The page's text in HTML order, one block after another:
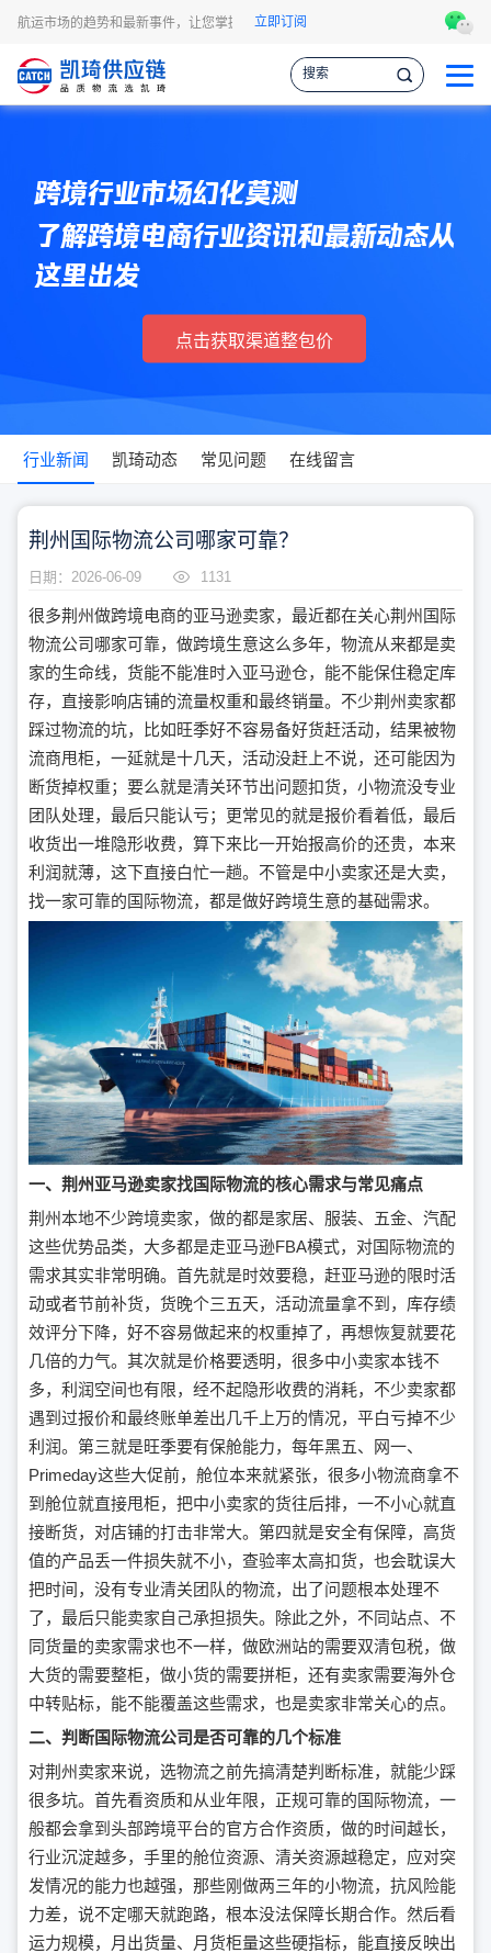
运市场的趋势和最新事件，让您掌握各种情报，作出更明智的供应链决策。
立即订阅
跨境行业市场幻化莫测
了解跨境电商行业资讯和最新动态从
这里出发
点击获取渠道整包价
行业新闻 凯琦动态 常见问题 在线留言
荆州国际物流公司哪家可靠？
日期：2026-06-09 1131
很多荆州做跨境电商的亚马逊卖家，最近都在关心荆州国际
物流公司哪家可靠，做跨境生意这么多年，物流从来都是卖
家的生命线，货能不能准时入亚马逊仓，能不能保住稳定库
存，直接影响店铺的流量权重和最终销量。不少荆州卖家都
踩过物流的坑，比如旺季好不容易备好货赶活动，结果被物
流商甩柜，一延就是十几天，活动没赶上不说，还可能因为
断货掉权重；要么就是清关环节出问题扣货，小物流没专业
团队处理，最后只能认亏；更常见的就是报价看着低，最后
收货出一堆隐形收费，算下来比一开始报高价的还贵，本来
利润就薄，这下直接白忙一趟。不管是中小卖家还是大卖，
找一家可靠的国际物流，都是做好跨境生意的基础需求。
一、荆州亚马逊卖家找国际物流的核心需求与常见痛点
荆州本地不少跨境卖家，做的都是家居、服装、五金、汽配
这些优势品类，大多都是走亚马逊FBA模式，对国际物流的
需求其实非常明确。首先就是时效要稳，赶亚马逊的限时活
动或者节前补货，货晚个三五天，活动流量拿不到，库存绩
效评分下降，好不容易做起来的权重掉了，再想恢复就要花
几倍的力气。其次就是价格要透明，很多中小卖家本钱不
多，利润空间也有限，经不起隐形收费的消耗，不少卖家都
遇到过报价和最终账单差出几千上万的情况，平白亏掉不少
利润。第三就是旺季要有保舱能力，每年黑五、网一、
Primeday这些大促前，舱位本来就紧张，很多小物流商拿不
到舱位就直接甩柜，把中小卖家的货往后排，一不小心就直
接断货，对店铺的打击非常大。第四就是安全有保障，高货
值的产品丢一件损失就不小，查验率太高扣货，也会耽误大
把时间，没有专业清关团队的物流，出了问题根本处理不
了，最后只能卖家自己承担损失。除此之外，不同站点、不
同货量的卖家需求也不一样，做欧洲站的需要双清包税，做
大货的需要整柜，做小货的需要拼柜，还有卖家需要海外仓
中转贴标，能不能覆盖这些需求，也是卖家非常关心的点。
二、判断国际物流公司是否可靠的几个标准
对荆州卖家来说，选物流之前先搞清楚判断标准，就能少踩
很多坑。首先看资质和从业年限，正规可靠的国际物流，一
般都会拿到头部跨境平台的官方合作资质，做的时间越长，
行业沉淀越多，手里的舱位资源、清关资源越稳定，应对突
发情况的能力也越强，那些刚做两三年的小物流，抗风险能
力差，说不定哪天就跑路，根本没法保障长期合作。然后看
运力规模，月出货量、月货柜量这些硬指标，能直接反映出